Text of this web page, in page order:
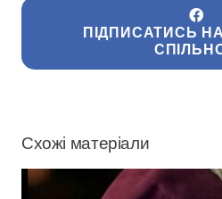
ПІДПИСАТИСЬ НА
Схожі матеріали